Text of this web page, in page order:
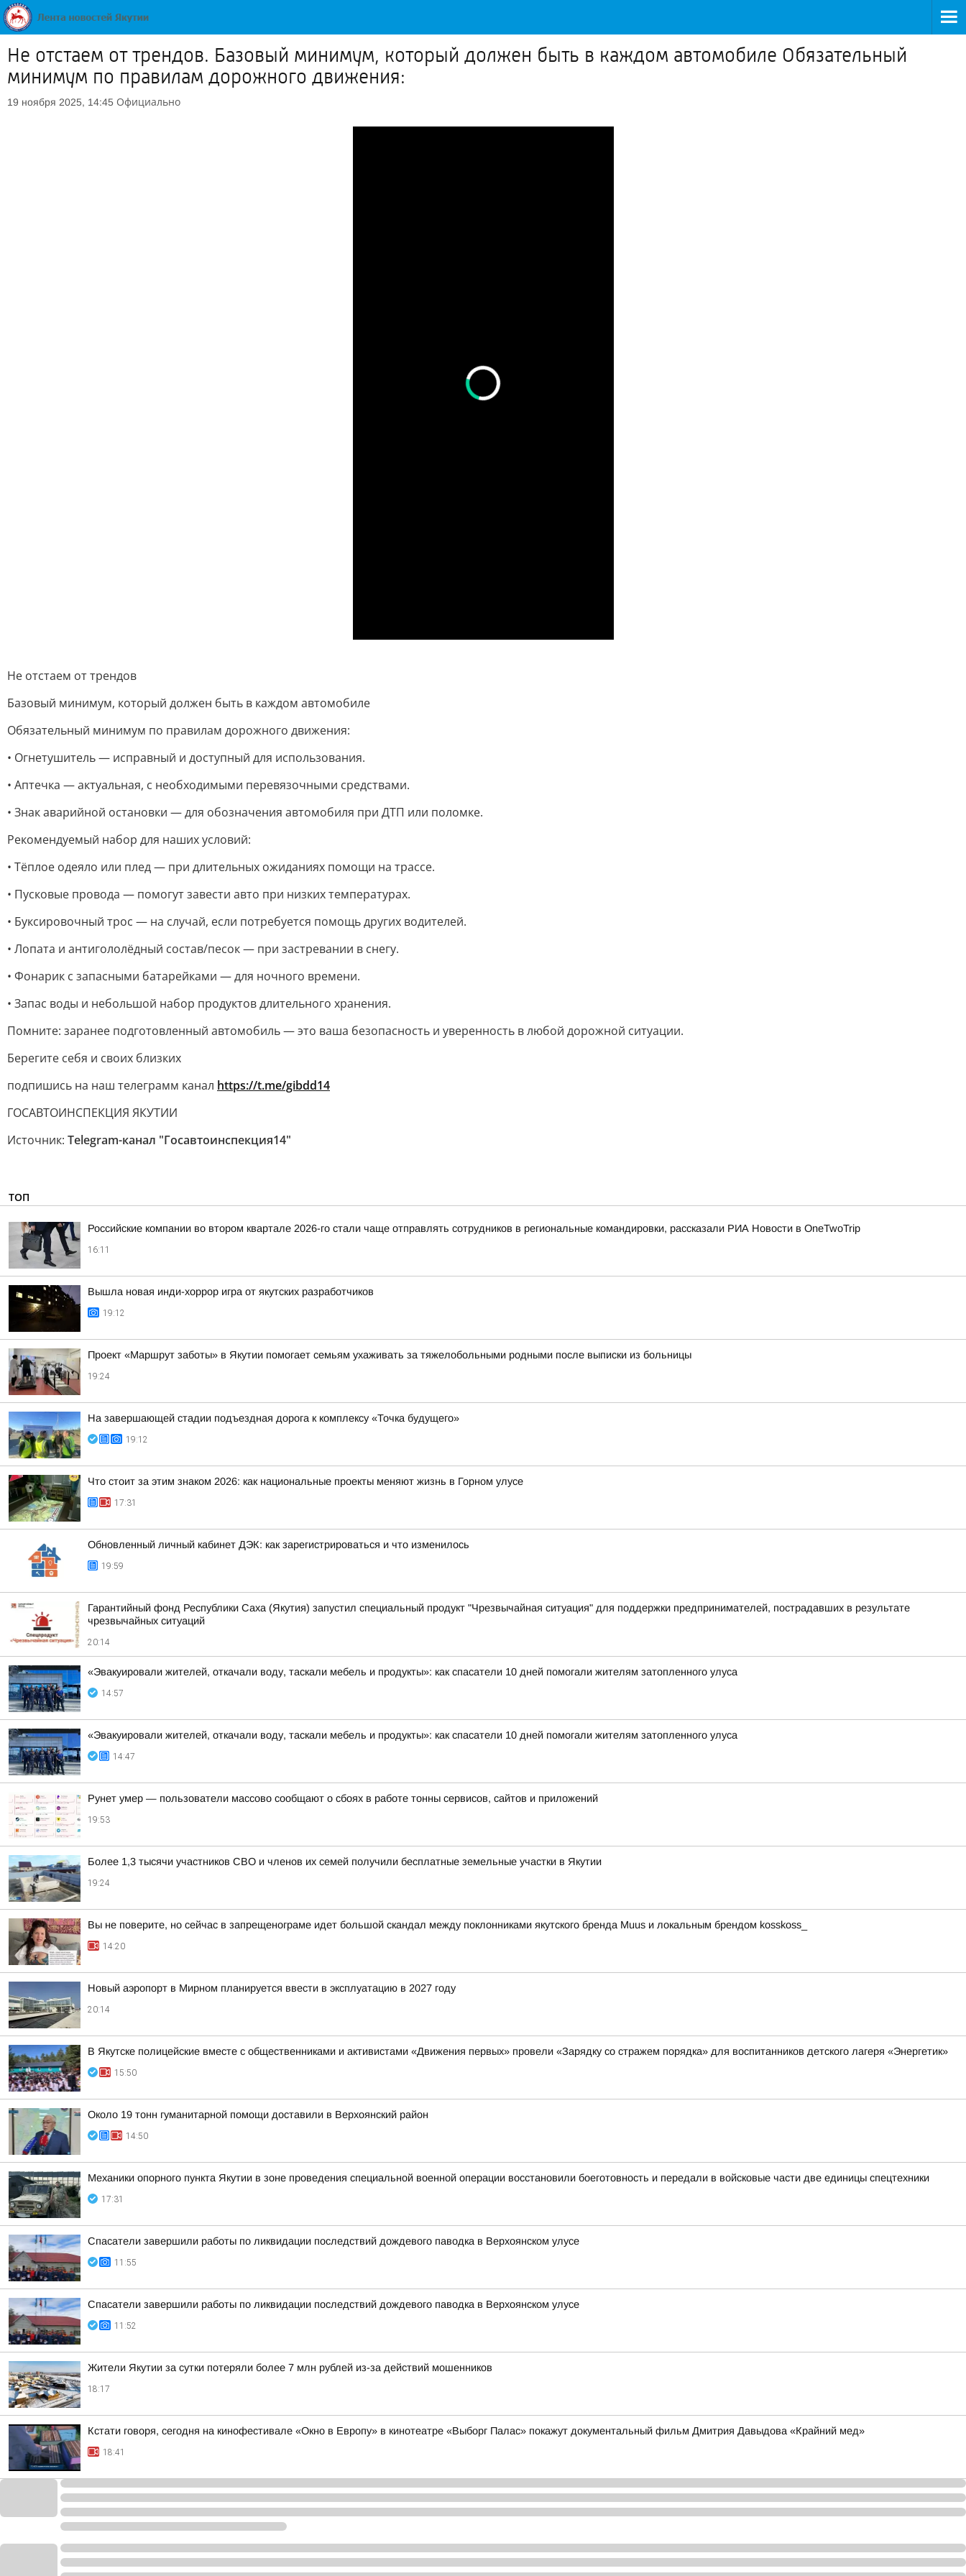
Не отстаем от трендов. Базовый минимум, который должен быть в каждом автомобиле Обязательный
минимум по правилам дорожного движения:
19 ноября 2025, 14:45 Официально
Не отстаем от трендов
Базовый минимум, который должен быть в каждом автомобиле
Обязательный минимум по правилам дорожного движения:
• Огнетушитель — исправный и доступный для использования.
• Аптечка — актуальная, с необходимыми перевязочными средствами.
• Знак аварийной остановки — для обозначения автомобиля при ДТП или поломке.
Рекомендуемый набор для наших условий:
• Тёплое одеяло или плед — при длительных ожиданиях помощи на трассе.
• Пусковые провода — помогут завести авто при низких температурах.
• Буксировочный трос — на случай, если потребуется помощь других водителей.
• Лопата и антигололёдный состав/песок — при застревании в снегу.
• Фонарик с запасными батарейками — для ночного времени.
• Запас воды и небольшой набор продуктов длительного хранения.
Помните: заранее подготовленный автомобиль — это ваша безопасность и уверенность в любой дорожной ситуации.
Берегите себя и своих близких
подпишись на наш телеграмм канал https://t.me/gibdd14
ГОСАВТОИНСПЕКЦИЯ ЯКУТИИ
Источник: Telegram-канал "Госавтоинспекция14"
ТОП
Российские компании во втором квартале 2026-го стали чаще отправлять сотрудников в региональные командировки, рассказали РИА Новости в OneTwoTrip
16:11
Вышла новая инди-хоррор игра от якутских разработчиков
19:12
Проект «Маршрут заботы» в Якутии помогает семьям ухаживать за тяжелобольными родными после выписки из больницы
19:24
На завершающей стадии подъездная дорога к комплексу «Точка будущего»
19:12
Что стоит за этим знаком 2026: как национальные проекты меняют жизнь в Горном улусе
17:31
Обновленный личный кабинет ДЭК: как зарегистрироваться и что изменилось
19:59
Гарантийный фонд Республики Саха (Якутия) запустил специальный продукт "Чрезвычайная ситуация" для поддержки предпринимателей, пострадавших в результате
чрезвычайных ситуаций
20:14
«Эвакуировали жителей, откачали воду, таскали мебель и продукты»: как спасатели 10 дней помогали жителям затопленного улуса
14:57
«Эвакуировали жителей, откачали воду, таскали мебель и продукты»: как спасатели 10 дней помогали жителям затопленного улуса
14:47
Рунет умер — пользователи массово сообщают о сбоях в работе тонны сервисов, сайтов и приложений
19:53
Более 1,3 тысячи участников СВО и членов их семей получили бесплатные земельные участки в Якутии
19:24
Вы не поверите, но сейчас в запрещенограме идет большой скандал между поклонниками якутского бренда Muus и локальным брендом kosskoss_
14:20
Новый аэропорт в Мирном планируется ввести в эксплуатацию в 2027 году
20:14
В Якутске полицейские вместе с общественниками и активистами «Движения первых» провели «Зарядку со стражем порядка» для воспитанников детского лагеря «Энергетик»
15:50
Около 19 тонн гуманитарной помощи доставили в Верхоянский район
14:50
Механики опорного пункта Якутии в зоне проведения специальной военной операции восстановили боеготовность и передали в войсковые части две единицы спецтехники
17:31
Спасатели завершили работы по ликвидации последствий дождевого паводка в Верхоянском улусе
11:55
Спасатели завершили работы по ликвидации последствий дождевого паводка в Верхоянском улусе
11:52
Жители Якутии за сутки потеряли более 7 млн рублей из-за действий мошенников
18:17
Кстати говоря, сегодня на кинофестивале «Окно в Европу» в кинотеатре «Выборг Палас» покажут документальный фильм Дмитрия Давыдова «Крайний мед»
18:41